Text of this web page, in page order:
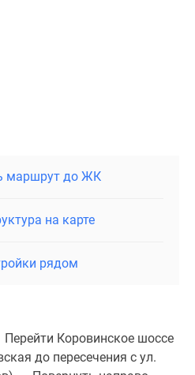
маршрут до ЖК
на карте
рядом
Коровинское шоссе
до пересечения с ул.